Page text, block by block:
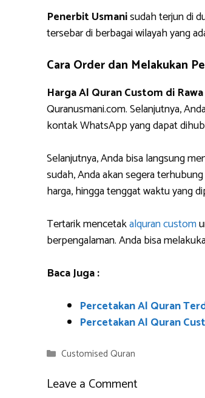
Penerbit Usmanisudah terjun di
tersebar di berbagai wilayah yang
Cara Order dan Melakukan
Harga Al Quran Custom di
Quranusmani.com. Selanjutnya,
kontak WhatsApp yang dapat
Selanjutnya, Anda bisa langsung
sudah, Anda akan segera
harga, hingga tenggat waktu yang
Tertarik mencetakalquran custom
berpengalaman. Anda bisa
Baca Juga :
Percetakan Al Quran
Percetakan Al Quran
Categories
Customised Quran
Leave a Comment